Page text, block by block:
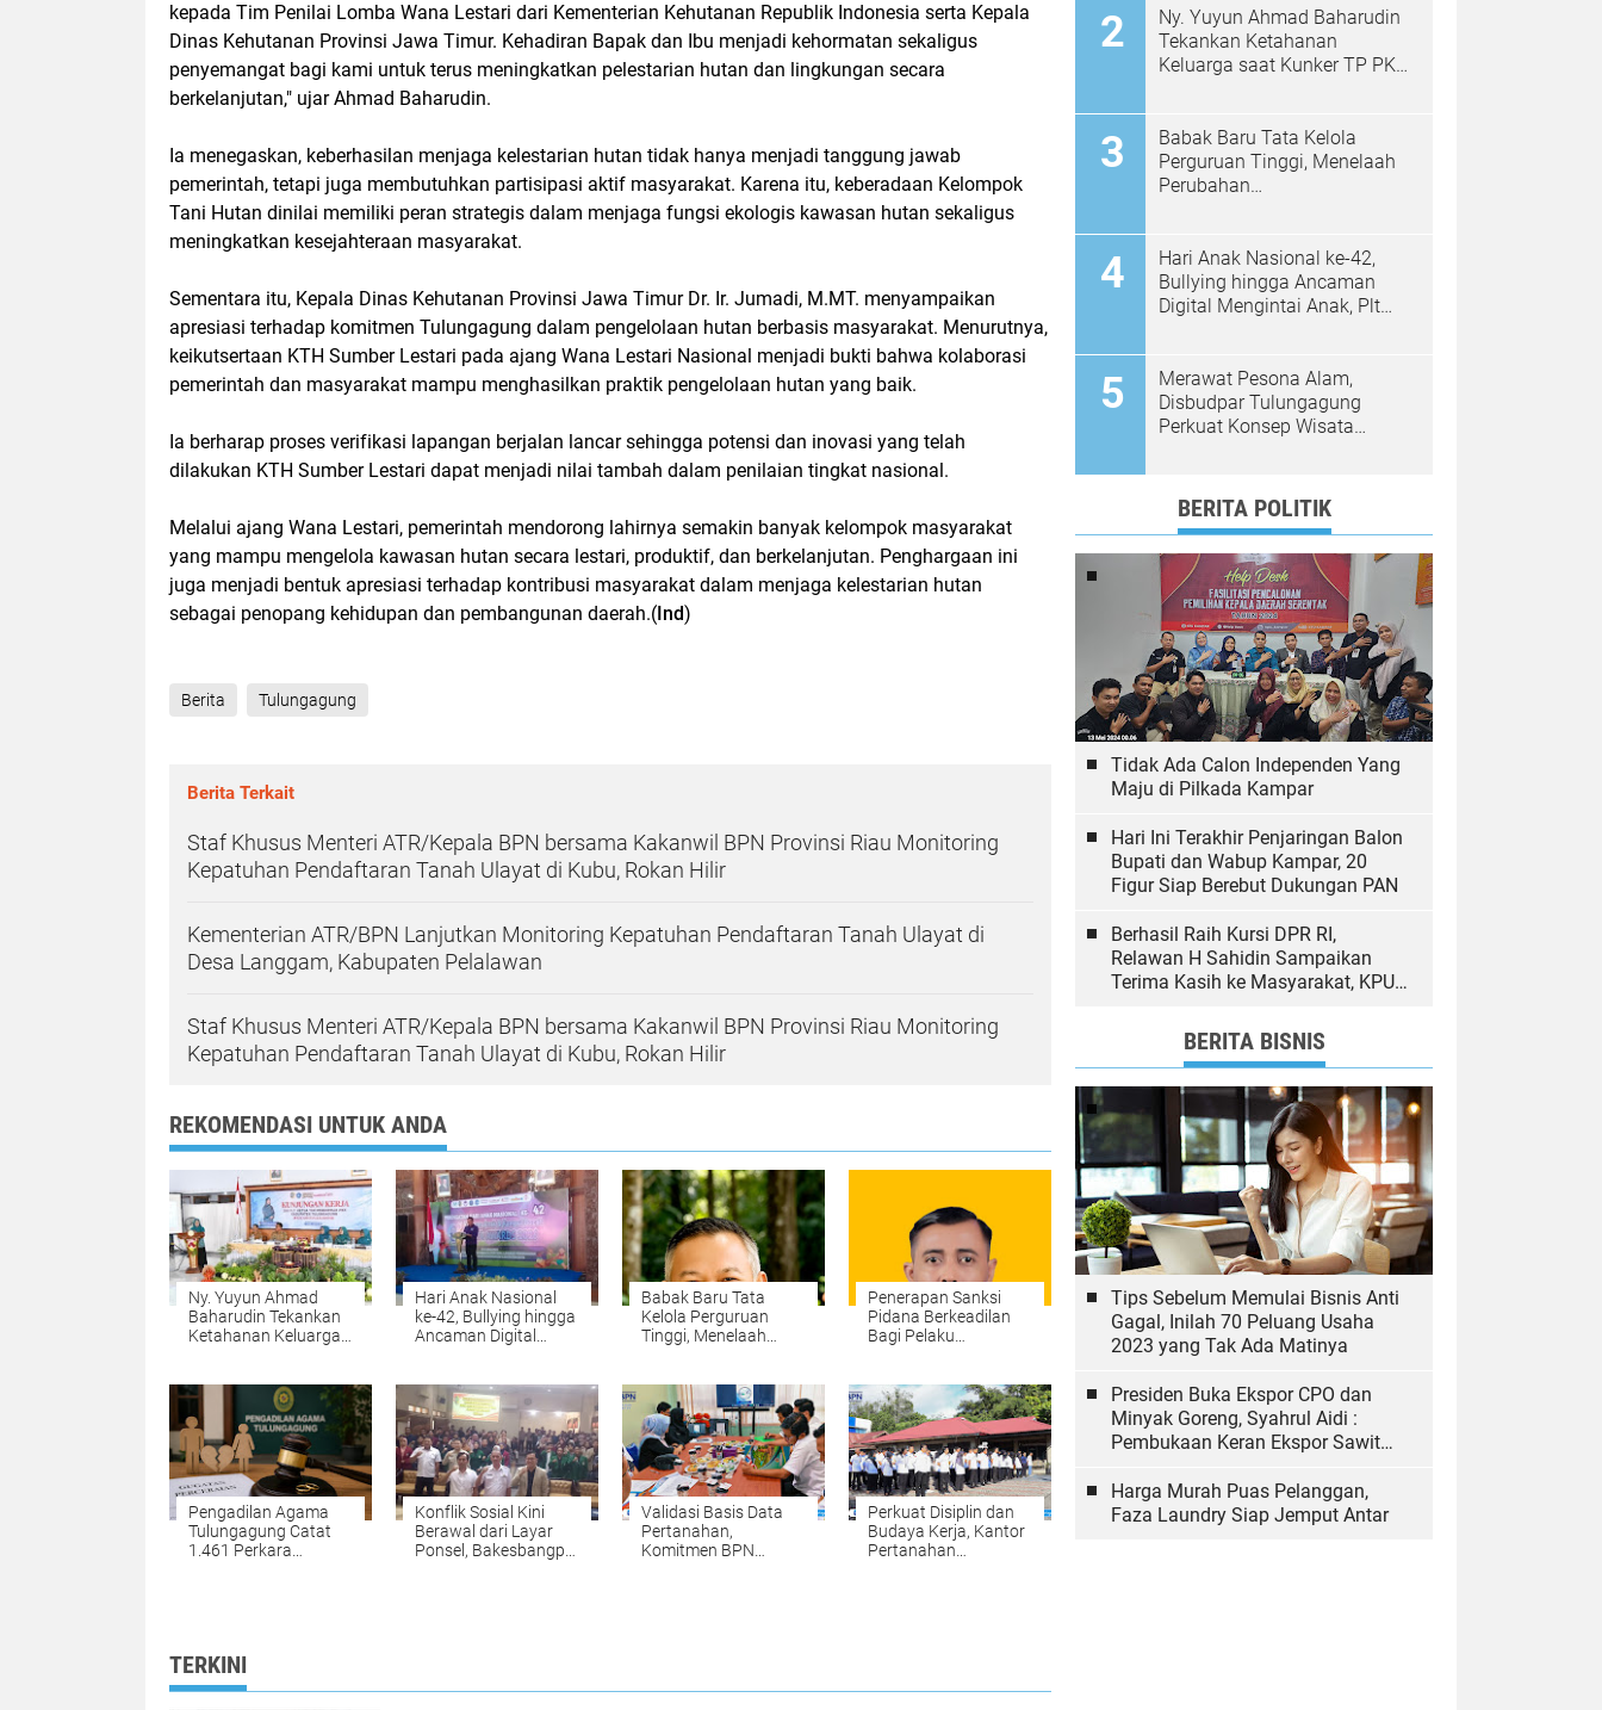
kepada Tim Penilai Lomba Wana Lestari dari Kementerian Kehutanan Republik Indonesia serta Kepala
Dinas Kehutanan Provinsi Jawa Timur. Kehadiran Bapak dan Ibu menjadi kehormatan sekaligus
penyemangat bagi kami untuk terus meningkatkan pelestarian hutan dan lingkungan secara
berkelanjutan," ujar Ahmad Baharudin.
Ia menegaskan, keberhasilan menjaga kelestarian hutan tidak hanya menjadi tanggung jawab
pemerintah, tetapi juga membutuhkan partisipasi aktif masyarakat. Karena itu, keberadaan Kelompok
Tani Hutan dinilai memiliki peran strategis dalam menjaga fungsi ekologis kawasan hutan sekaligus
meningkatkan kesejahteraan masyarakat.
Sementara itu, Kepala Dinas Kehutanan Provinsi Jawa Timur Dr. Ir. Jumadi, M.MT. menyampaikan
apresiasi terhadap komitmen Tulungagung dalam pengelolaan hutan berbasis masyarakat. Menurutnya,
keikutsertaan KTH Sumber Lestari pada ajang Wana Lestari Nasional menjadi bukti bahwa kolaborasi
pemerintah dan masyarakat mampu menghasilkan praktik pengelolaan hutan yang baik.
Ia berharap proses verifikasi lapangan berjalan lancar sehingga potensi dan inovasi yang telah
dilakukan KTH Sumber Lestari dapat menjadi nilai tambah dalam penilaian tingkat nasional.
Melalui ajang Wana Lestari, pemerintah mendorong lahirnya semakin banyak kelompok masyarakat
yang mampu mengelola kawasan hutan secara lestari, produktif, dan berkelanjutan. Penghargaan ini
juga menjadi bentuk apresiasi terhadap kontribusi masyarakat dalam menjaga kelestarian hutan
sebagai penopang kehidupan dan pembangunan daerah.( Ind)
Berita Tulungagung
Berita Terkait
Staf Khusus Menteri ATR/Kepala BPN bersama Kakanwil BPN Provinsi Riau Monitoring
Kepatuhan Pendaftaran Tanah Ulayat di Kubu, Rokan Hilir
Kementerian ATR/BPN Lanjutkan Monitoring Kepatuhan Pendaftaran Tanah Ulayat di
Desa Langgam, Kabupaten Pelalawan
Staf Khusus Menteri ATR/Kepala BPN bersama Kakanwil BPN Provinsi Riau Monitoring
Kepatuhan Pendaftaran Tanah Ulayat di Kubu, Rokan Hilir
REKOMENDASI UNTUK ANDA
Ny. Yuyun Ahmad
Baharudin Tekankan
Ketahanan Keluarga
Hari Anak Nasional
ke-42, Bullying hingga
Ancaman Digital
Baharudin Ajak
Wujudkan
Tulungagung Ramah
Anak
Babak Baru Tata
Kelola Perguruan
Tinggi, Menelaah
No. 39/2025 Menjadi
No. 10/2026
Penerapan Sanksi
Pidana Berkeadilan
Bagi Pelaku
Kampar
Pengadilan Agama
Tulungagung Catat
1.461 Perkara
Konflik Sosial Kini
Berawal dari Layar
Ponsel, Bakesbangpol
Validasi Basis Data
Pertanahan,
Komitmen BPN
Perkuat Disiplin dan
Budaya Kerja, Kantor
Pertanahan
TERKINI
Ny. Yuyun Ahmad Baharudin
Tekankan Ketahanan
Keluarga saat Kunker TP PKK
Babak Baru Tata Kelola
Perguruan Tinggi, Menelaah
Perubahan
Hari Anak Nasional ke-42,
Bullying hingga Ancaman
Digital Mengintai Anak, Plt
Ramah Anak
Merawat Pesona Alam,
Disbudpar Tulungagung
Perkuat Konsep Wisata
BERITA POLITIK
Tidak Ada Calon Independen Yang
Maju di Pilkada Kampar
Hari Ini Terakhir Penjaringan Balon
Bupati dan Wabup Kampar, 20
Figur Siap Berebut Dukungan PAN
Berhasil Raih Kursi DPR RI,
Relawan H Sahidin Sampaikan
Terima Kasih ke Masyarakat, KPU
BERITA BISNIS
Tips Sebelum Memulai Bisnis Anti
Gagal, Inilah 70 Peluang Usaha
2023 yang Tak Ada Matinya
Presiden Buka Ekspor CPO dan
Minyak Goreng, Syahrul Aidi :
Pembukaan Keran Ekspor Sawit
Harga Murah Puas Pelanggan,
Faza Laundry Siap Jemput Antar